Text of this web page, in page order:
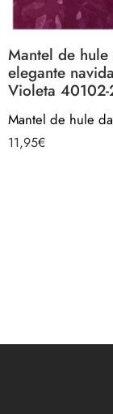
Mantel de hule
elegante
Violeta 40102-
11,95€